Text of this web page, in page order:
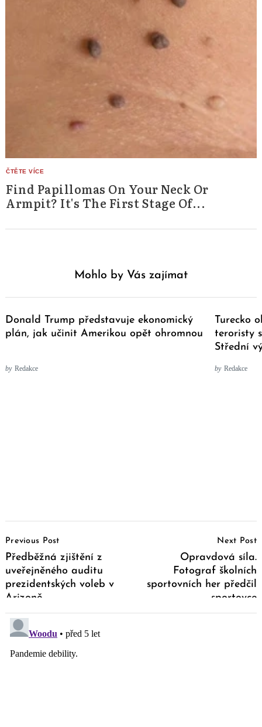
Find Papillomas On Your Neck Or
Armpit? It's The First Stage Of...
Mohlo by Vás zajímat
Donald Trump představuje ekonomický
plán, jak učinit Amerikou opět ohromnou
by Redakce
Turecko
teroristy
Střední
by Redakce
Navigation
Previous Post
Předběžná zjištění z
uveřejněného auditu
prezidentských voleb v
Arizoně
Next Post
Opravdová síla.
Fotograf školních
sportovních her předčil
sportovce